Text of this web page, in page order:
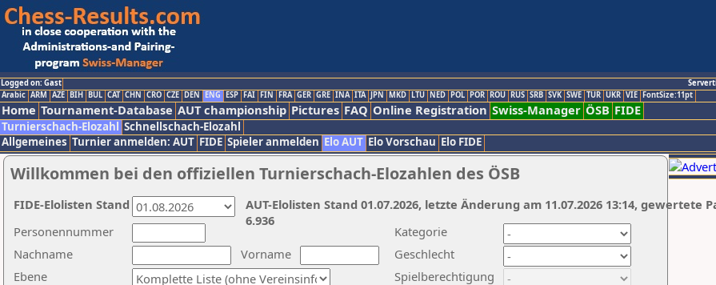
Logged on: Gast
Arabic ARM AZE BIH BUL CAT CHN CRO CZE DEN ENG ESP FAI FIN FRA GER GRE INA ITA JPN MKD LTU NED POL POR ROU RUS SRB SVK SWE TUR UKR VIE FontSize:11pt
Home Tournament-Database AUT championship Pictures FAQ Online Registration Swiss-Manager ÖSB FIDE
Turnierschach-Elozahl Schnellschach-Elozahl
Allgemeines Turnier anmelden: AUT FIDE Spieler anmelden Elo AUT Elo Vorschau Elo FIDE
Willkommen bei den offiziellen Turnierschach-Elozahlen des ÖSB
Nachname
Vorname
Ebene
Kategorie
Personennummer
Geschlecht
Spielberechtigung
AUT-Elolisten Stand 01.07.2026, letzte Änderung am 11.07.2026 13:14, gewertete
6.936
FIDE-Elolisten Stand